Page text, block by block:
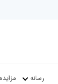
رسانه